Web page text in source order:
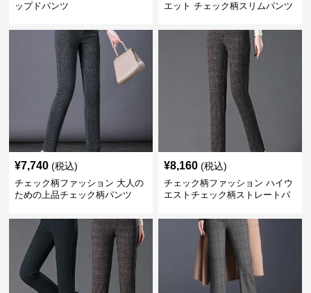
ップドパンツ
エット チェック柄スリムパンツ
¥7,740 (税込)
チェック柄ファッション 大人の
ための上品チェック柄パンツ
¥8,160 (税込)
チェック柄ファッション ハイウ
エストチェック柄ストレートパ